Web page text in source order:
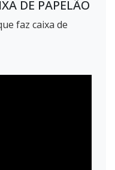
DE PAPELÃO
faz caixa de